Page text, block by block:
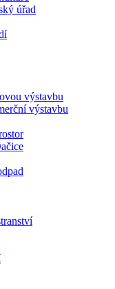
úřad
výstavbu
výstavbu